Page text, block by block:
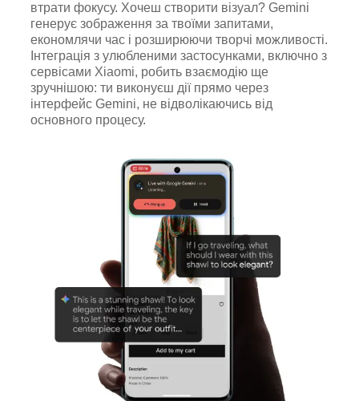
втрати фокусу. Хочеш створити візуал? Gemini
генерує зображення за твоїми запитами,
економлячи час і розширюючи творчі можливості.
Інтеграція з улюбленими застосунками, включно з
сервісами Xiaomi, робить взаємодію ще
зручнішою: ти виконуєш дії прямо через
інтерфейс Gemini, не відволікаючись від
основного процесу.